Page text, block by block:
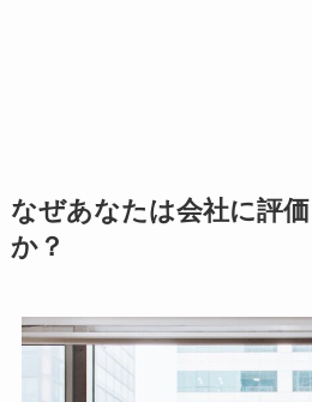
なぜあなたは会社に評
か？